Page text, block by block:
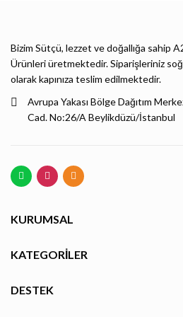
Bizim Sütçü, lezzet ve doğallığa sahip
Ürünleri üretmektedir. Siparişleriniz
olarak kapınıza teslim edilmektedir.
Avrupa Yakası Bölge Dağıtım
Cad. No:26/A Beylikdüzü/İstanbul
KURUMSAL
KATEGORILER
DESTEK